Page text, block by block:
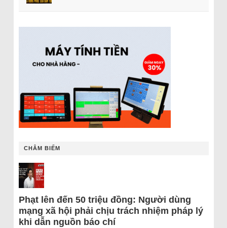
CHÂM BIẾM
Phạt lên đến 50 triệu đồng: Người dùng
mạng xã hội phải chịu trách nhiệm pháp lý
khi dẫn nguồn báo chí